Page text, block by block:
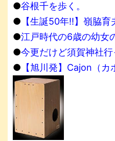
●谷根千を歩く。
● 【生誕50年!!】嶺脇育
●江戸時代の6歳の幼女
●今更だけど須賀神社行
● 【旭川発】Cajon（